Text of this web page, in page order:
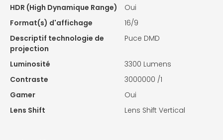
HDR (High Dynamique Range)
Oui
Format(s) d'affichage
16/9
Descriptif technologie de
projection
Puce DMD
Luminosité
3300 Lumens
Contraste
3000000 /1
Gamer
Oui
Lens Shift
Lens Shift Vertical